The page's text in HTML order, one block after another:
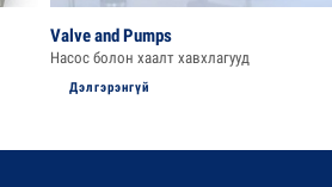
Valve and Pumps
Насос болон хаалт хавхлагууд
Дэлгэрэнгүй